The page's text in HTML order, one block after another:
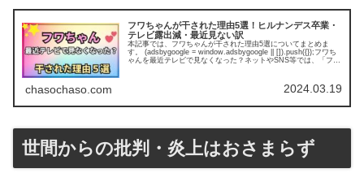
フワちゃんが干された理由5選！ヒルナンデス卒業・
テレビ露出減・最近見ない訳
本記事では、フワちゃんが干された理由5選についてまとめま
す。 (adsbygoogle = window.adsbygoogle || []).push({});フワち
ゃんを最近テレビで見なくなった？ネットやSNS等では、「フワ
chasochaso.com 2024.03.19
世間からの批判・炎上はおさまらず